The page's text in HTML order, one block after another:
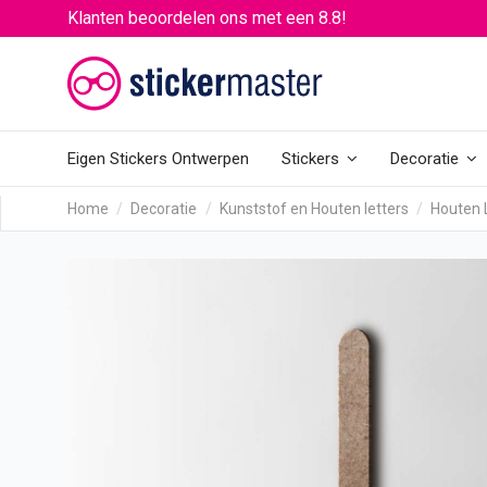
Klanten beoordelen ons met een 8.8!
Eigen Stickers Ontwerpen Stickers Decoratie
Home Decoratie Kunststof en Houten letters Houten